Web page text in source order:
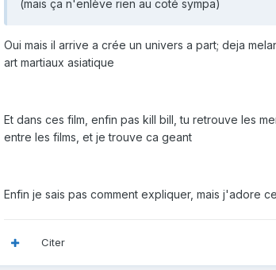
(mais ça n'enlève rien au coté sympa)
Oui mais il arrive a crée un univers a part; deja
art martiaux asiatique
Et dans ces film, enfin pas kill bill, tu retrouve les
entre les films, et je trouve ca geant
Enfin je sais pas comment expliquer, mais j'adore
Citer